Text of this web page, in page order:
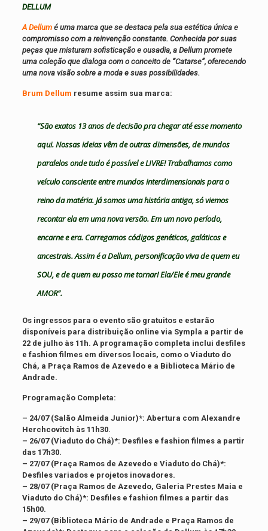
DELLUM
A Dellumé uma marca que se destaca pela sua estética única e
compromisso com a reinvenção constante. Conhecida por suas
peças que misturam sofisticação e ousadia, a Dellum promete
uma coleção que dialoga com o conceito de “Catarse”, oferecendo
uma nova visão sobre a moda e suas possibilidades.
Brum Dellum resume assim sua marca:
“São exatos 13 anos de decisão pra chegar até esse momento
aqui. Nossas ideias vêm de outras dimensões, de mundos
paralelos onde tudo é possível e LIVRE! Trabalhamos como
veículo consciente entre mundos interdimensionais para o
reino da matéria. Já somos uma história antiga, só viemos
recontar ela em uma nova versão. Em um novo período,
encarne e era. Carregamos códigos genéticos, galáticos e
ancestrais. Assim é a Dellum, personificação viva de quem eu
SOU, e de quem eu posso me tornar! Ela/Ele é meu grande
AMOR”.
Os ingressos para o evento são gratuitos e estarão
disponíveis para distribuição online via Sympla a partir de
22 de julho às 11h. A programação completa inclui desfiles
e fashion filmes em diversos locais, como o Viaduto do
Chá, a Praça Ramos de Azevedo e a Biblioteca Mário de
Andrade.
Programação Completa:
– 24/07 (Salão Almeida Junior)*: Abertura com Alexandre
Herchcovitch às 11h30.
– 26/07 (Viaduto do Chá)*: Desfiles e fashion filmes a partir
das 17h30.
– 27/07 (Praça Ramos de Azevedo e Viaduto do Chá)*:
Desfiles variados e projetos inovadores.
– 28/07 (Praça Ramos de Azevedo, Galeria Prestes Maia e
Viaduto do Chá)*: Desfiles e fashion filmes a partir das
15h00.
– 29/07 (Biblioteca Mário de Andrade e Praça Ramos de